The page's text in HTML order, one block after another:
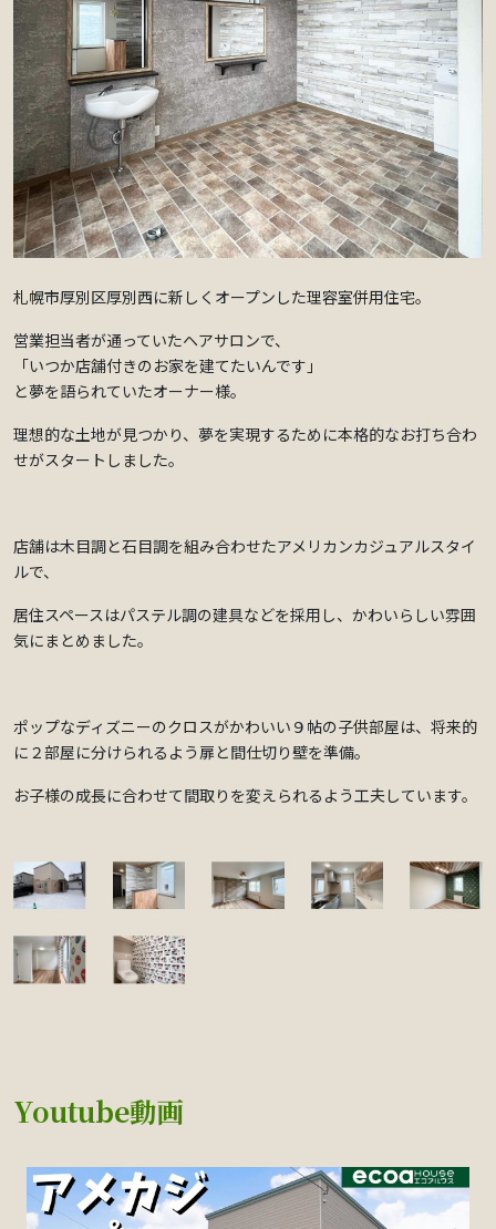
札幌市厚別区厚別西に新しくオープンした理容室併用住宅。
営業担当者が通っていたヘアサロンで、
「いつか店舗付きのお家を建てたいんです」
と夢を語られていたオーナー様。
理想的な土地が見つかり、夢を実現するために本格的なお打ち合わ
せがスタートしました。
店舗は木目調と石目調を組み合わせたアメリカンカジュアルスタイ
ルで、
居住スペースはパステル調の建具などを採用し、かわいらしい雰囲
気にまとめました。
ポップなディズニーのクロスがかわいい９帖の子供部屋は、将来的
に２部屋に分けられるよう扉と間仕切り壁を準備。
お子様の成長に合わせて間取りを変えられるよう工夫しています。
Youtube動画